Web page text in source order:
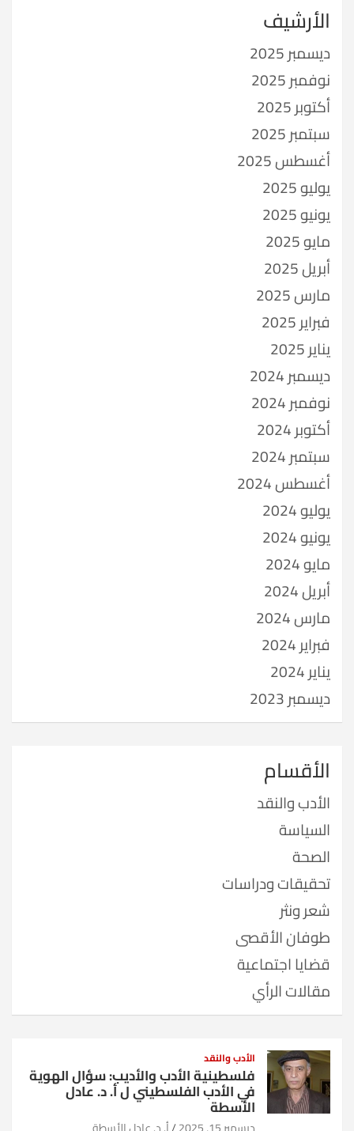
الأرشيف
ديسمبر 2025
نوفمبر 2025
أكتوبر 2025
سبتمبر 2025
أغسطس 2025
يوليو 2025
يونيو 2025
مايو 2025
أبريل 2025
مارس 2025
فبراير 2025
يناير 2025
ديسمبر 2024
نوفمبر 2024
أكتوبر 2024
سبتمبر 2024
أغسطس 2024
يوليو 2024
يونيو 2024
مايو 2024
أبريل 2024
مارس 2024
فبراير 2024
يناير 2024
ديسمبر 2023
الأقسام
الأدب والنقد
السياسة
الصحة
تحقيقات ودراسات
شعر ونثر
طوفان الأقصى
قضايا اجتماعية
مقالات الرأي
الأدب والنقد
فلسطينية الأدب والأديب: سؤال الهوية
في الأدب الفلسطيني ل أ. د. عادل
الأسطة